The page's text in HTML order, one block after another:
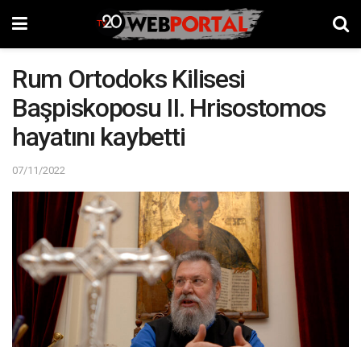
Rum Ortodoks Kilisesi
Başpiskoposu II. Hrisostomos
hayatını kaybetti
07/11/2022